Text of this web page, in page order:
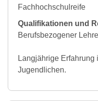
Fachhochschulreife
Qualifikationen und
Berufsbezogener
Langjährige Erfahrung
Jugendlichen.